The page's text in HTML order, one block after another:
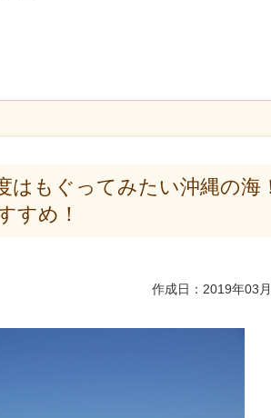
はもぐってみたい沖縄の海
すめ！
作成日：2019年03